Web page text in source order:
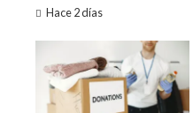
Hace 2 días